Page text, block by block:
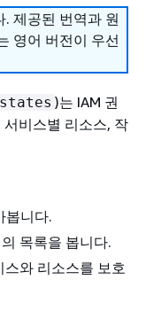
제공된 번역과 원
영어 버전이 우선
states )는 IAM 권
비스별 리소스, 작
봅니다.
의 목록을 봅니다.
스와 리소스를 보호